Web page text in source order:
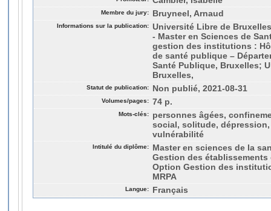
Membre du jury: Bruyneel, Arnaud
Informations sur la publication: Université Libre de
- Master en Sciences de
gestion des institutions :
de santé publique –
Santé Publique, Bruxelles;
Bruxelles,
Statut de publication: Non publié, 2021-08-31
Volumes/pages: 74 p.
Mots-clés:
personnes âgées,
social, solitude,
vulnérabilité
Intitulé du diplôme:
Master en sciences de la
Gestion des
Option Gestion des
MRPA
Langue: Français